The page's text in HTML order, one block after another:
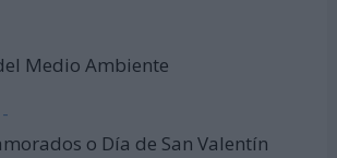
Medio Ambiente
o Día de San Valentín